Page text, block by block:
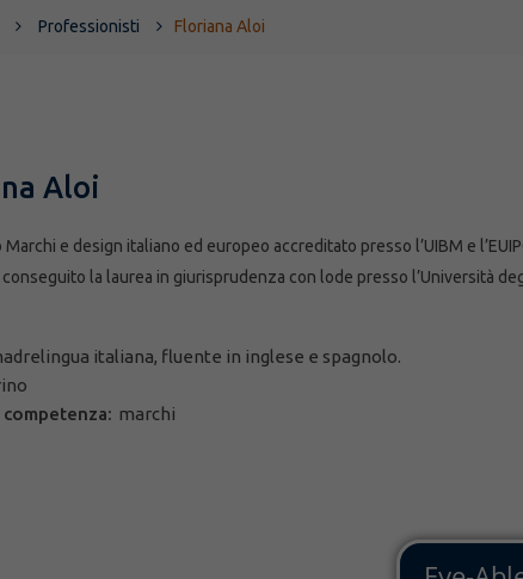
Professionisti Floriana Aloi
Aloi
Marchi e design italiano ed europeo accreditato presso l’UIBM e
conseguito la laurea in giurisprudenza con lode presso l’Università
italiana, fluente in inglese e spagnolo.
marchi